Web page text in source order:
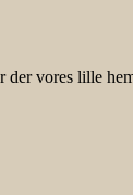
der vores lille